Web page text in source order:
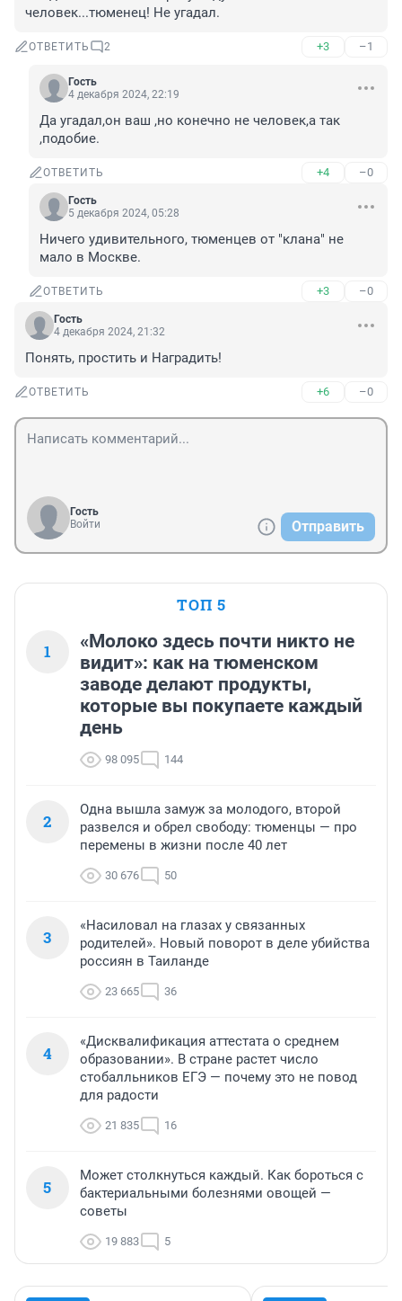
человек...тюменец! Не угадал.
ОТВЕТИТЬ 2 +3 –1
Гость
4 декабря 2024, 22:19
Да угадал,он ваш ,но конечно не человек,а так
,подобие.
ОТВЕТИТЬ +4 –0
Гость
5 декабря 2024, 05:28
Ничего удивительного, тюменцев от "клана" не
мало в Москве.
ОТВЕТИТЬ +3 –0
Гость
4 декабря 2024, 21:32
Понять, простить и Наградить!
ОТВЕТИТЬ +6 –0
Гость
Войти
Отправить
ТОП 5
1
«Молоко здесь почти никто не
видит»: как на тюменском
заводе делают продукты,
которые вы покупаете каждый
день
98 095 144
2
Одна вышла замуж за молодого, второй
развелся и обрел свободу: тюменцы — про
перемены в жизни после 40 лет
30 676 50
3
«Насиловал на глазах у связанных
родителей». Новый поворот в деле убийства
россиян в Таиланде
23 665 36
4
«Дисквалификация аттестата о среднем
образовании». В стране растет число
стобалльников ЕГЭ — почему это не повод
для радости
21 835 16
5
Может столкнуться каждый. Как бороться с
бактериальными болезнями овощей —
советы
19 883 5